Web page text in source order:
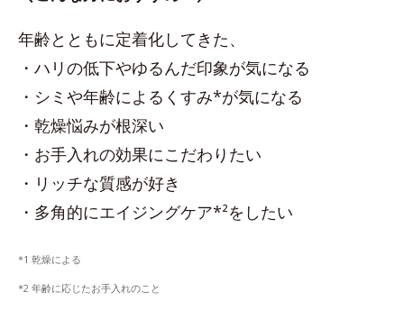
年齢とともに定着化してきた、
・ハリの低下やゆるんだ印象が気になる
・シミや年齢によるくすみ*が気になる
・乾燥悩みが根深い
・お手入れの効果にこだわりたい
・リッチな質感が好き
・多角的にエイジングケア*²をしたい
*1 乾燥による
*2 年齢に応じたお手入れのこと